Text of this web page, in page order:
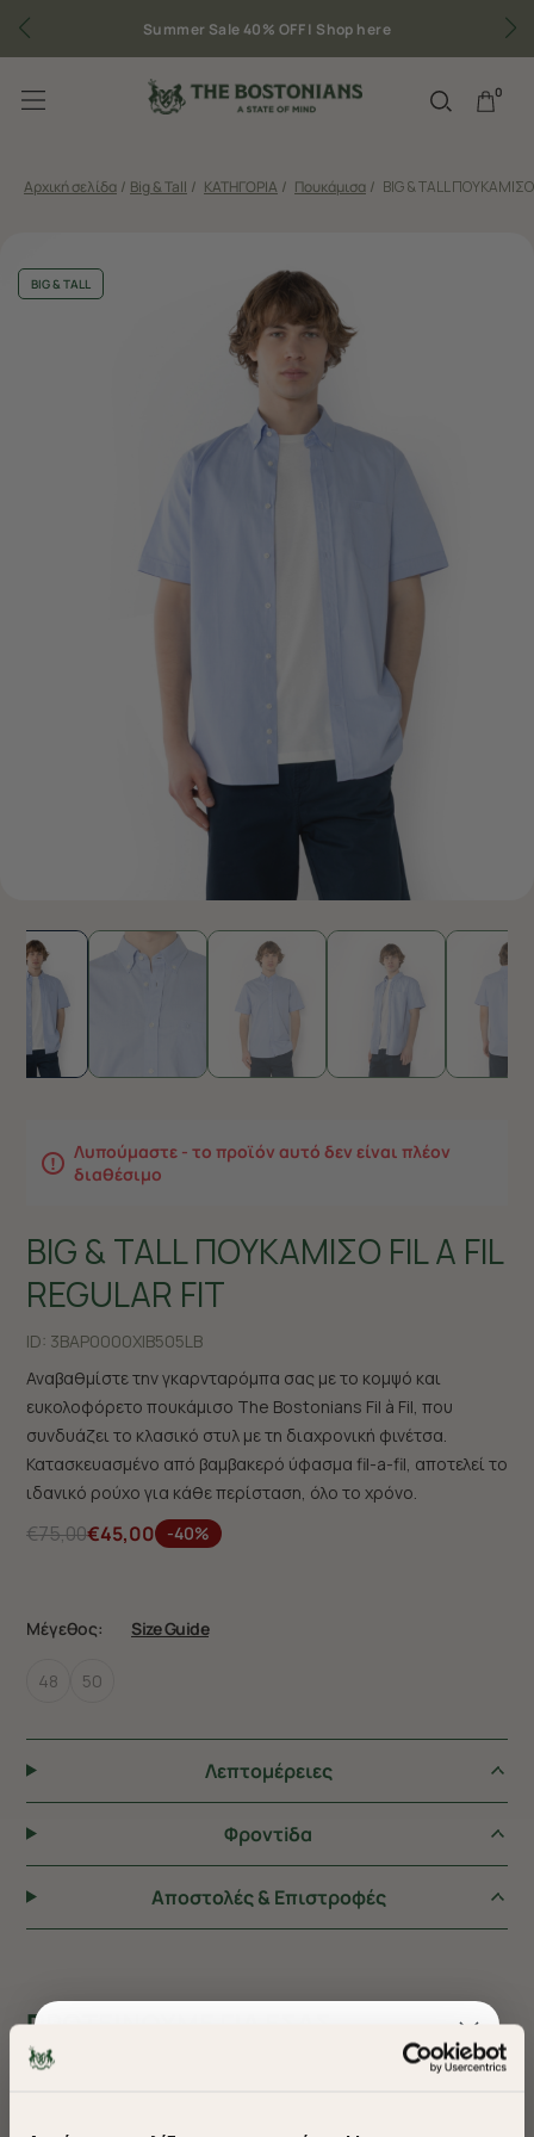
Δωρεάν μεταφορικά για παραγγελίες άνω των 50€
0
Αρχική σελίδα / Big & Tall / ΚΑΤΗΓΟΡΙΑ / Πουκάμισα / BIG & TALL ΠΟΥΚΑΜΙΣΟ
BIG & TALL
Λυπούμαστε - το προϊόν αυτό δεν είναι πλέον
διαθέσιμο
BIG & TALL ΠΟΥΚΑΜΙΣΟ FIL A FIL
REGULAR FIT
ID: 3BAP0000X|B505LB
Αναβαθμίστε την γκαρνταρόμπα σας με το κομψό και
ευκολοφόρετο πουκάμισο The Bostonians Fil à Fil, που
συνδυάζει το κλασικό στυλ με τη διαχρονική φινέτσα.
Κατασκευασμένο από βαμβακερό ύφασμα fil-a-fil, αποτελεί το
ιδανικό ρούχο για κάθε περίσταση, όλο το χρόνο.
€75,00€45,00 -40%
Μέγεθος: Size Guide
48 50
Λεπτομέρειες
Φροντiδα
Αποστολές & Επιστροφές
ΠΡΟΤΕΙΝΟΥΜΕ ΓΙΑ ΕΣΑΣ